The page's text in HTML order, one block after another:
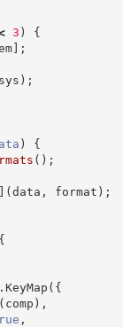
3 )
{
] ;
sys ) ;
)
{
( ) ;
] (data , format ) ;
{
. KeyMap ( {
( comp ) ,
,